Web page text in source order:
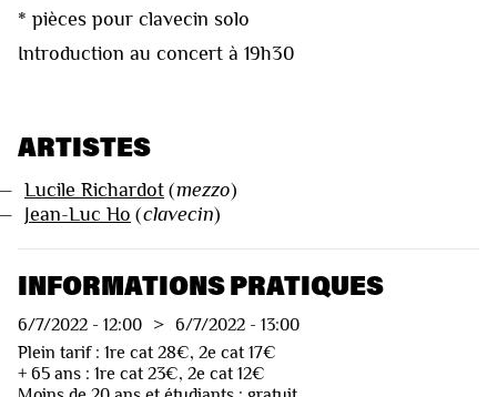
* pièces pour clavecin solo
Introduction au concert à 19h30
ARTISTES
Lucile Richardot (mezzo)
Jean-Luc Ho (clavecin)
INFORMATIONS PRATIQUES
6/7/2022 - 12:00 > 6/7/2022 - 13:00
Plein tarif : 1re cat 28€, 2e cat 17€
+ 65 ans : 1re cat 23€, 2e cat 12€